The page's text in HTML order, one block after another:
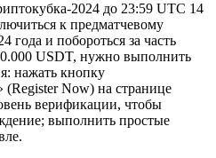
2024 до 23:59 UTC 14
к предматчевому
и побороться за часть
USDT, нужно выполнить
нажать кнопку
(Register Now) на странице
верификации, чтобы
выполнить простые